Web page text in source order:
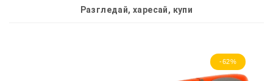
Разгледай, харесай, купи
-62%